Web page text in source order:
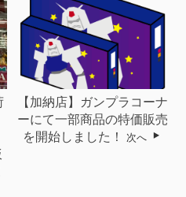
【加納店】ガンプラコーナ
ーにて一部商品の特価販売
を開始しました！
次へ